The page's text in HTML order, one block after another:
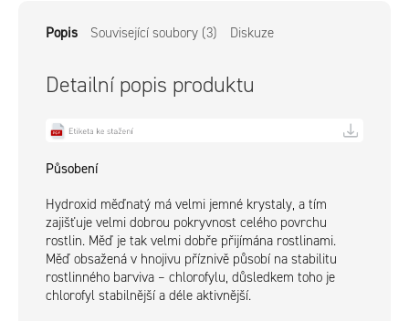
Popis Související soubory (3) Diskuze
Detailní popis produktu
Působení
Hydroxid měďnatý má velmi jemné krystaly, a tím
zajišťuje velmi dobrou pokryvnost celého povrchu
rostlin. Měď je tak velmi dobře přijímána rostlinami.
Měď obsažená v hnojivu příznivě působí na stabilitu
rostlinného barviva – chlorofylu, důsledkem toho je
chlorofyl stabilnější a déle aktivnější.